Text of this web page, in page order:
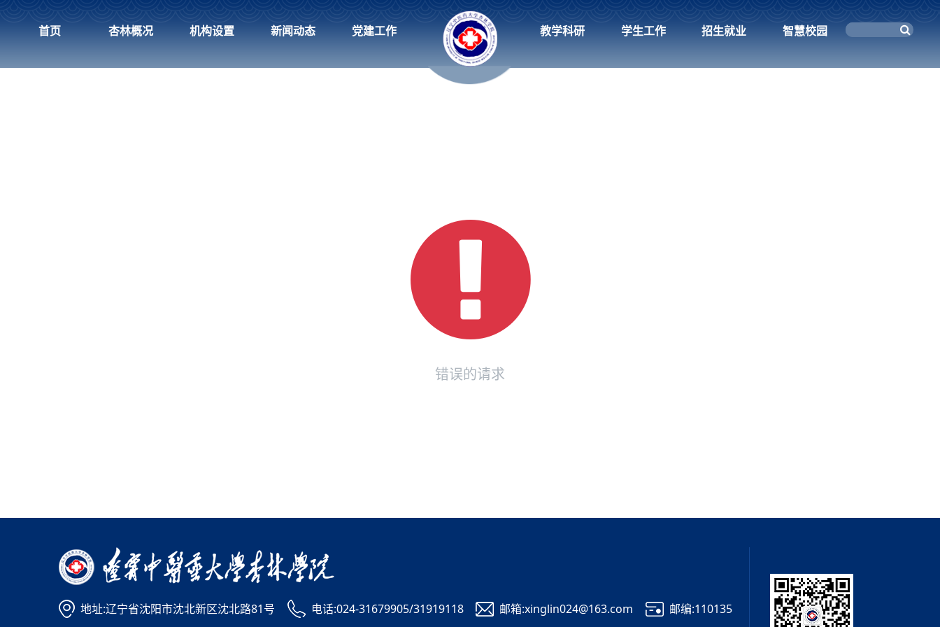
首页 杏林概况 机构设置 新闻动态 党建工作 教学科研 学生工作 招生就业 智慧校园
错误的请求
地址:辽宁省沈阳市沈北新区沈北路81号 电话:024-31679905/31919118 邮箱:xinglin024@163.com 邮编:110135